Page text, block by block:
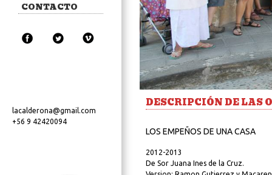
CONTACTO
lacalderona@gmail.com
+56 9 42420094
DESCRIPCIÓN DE LAS
LOS EMPEÑOS DE UNA CASA
2012-2013
De Sor Juana Ines de la Cruz.